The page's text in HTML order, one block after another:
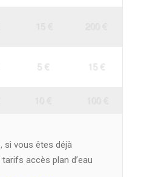
5 € 15 €
si vous êtes déjà
accès plan d’eau